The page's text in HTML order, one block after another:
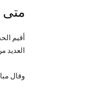
متى
العديد
وقال مبابي خلال